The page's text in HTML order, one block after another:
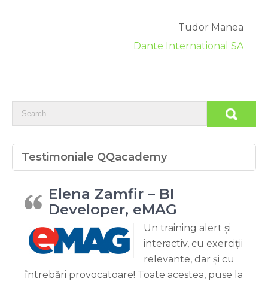
Tudor Manea
Dante International SA
Testimoniale QQacademy
Elena Zamfir – BI
Developer, eMAG
Un training alert și
interactiv, cu exerciții
relevante, dar și cu
întrebări provocatoare! Toate acestea, puse la